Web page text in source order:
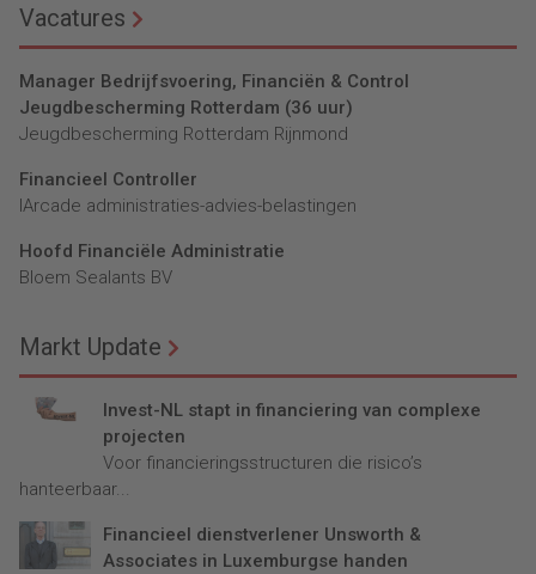
Vacatures
Manager Bedrijfsvoering, Financiën & Control
Jeugdbescherming Rotterdam (36 uur)
Jeugdbescherming Rotterdam Rijnmond
Financieel Controller
lArcade administraties-advies-belastingen
Hoofd Financiële Administratie
Bloem Sealants BV
Markt Update
Invest-NL stapt in financiering van complexe
projecten
Voor financieringsstructuren die risico’s
hanteerbaar...
Financieel dienstverlener Unsworth &
Associates in Luxemburgse handen